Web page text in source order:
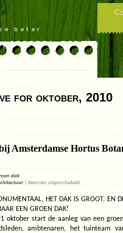
beter
for oktober, 2010
Amsterdamse Hortus
dak
| Reacties uitgeschakeldvoor
bij
Botanicus
HET DAK IS GROOT, EN
EEN GROEN DAK!
oktober start de aanleg van een
ambtenaren, het tuinteam